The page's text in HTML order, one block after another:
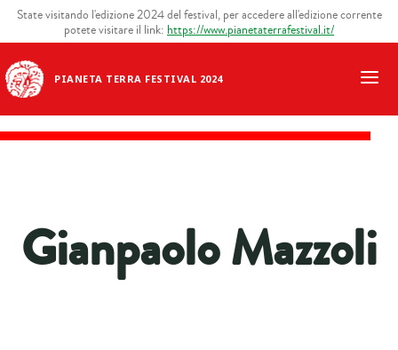
PIANETA TERRA FESTIVAL 2024
State visitando l'edizione 2024 del festival, per accedere all'edizione corrente
potete visitare il link: https://www.pianetaterrafestival.it/
Gianpaolo Mazzoli